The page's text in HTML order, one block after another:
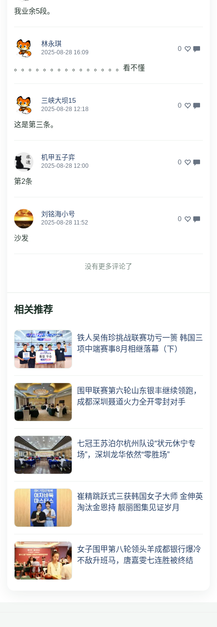
我业余5段。
林永琪
2025-08-28 16:09 0
。。。。。。。。。。。。。。。看不懂
三峡大坝15
2025-08-28 12:18 0
这是第三条。
机甲五子弈
2025-08-28 12:00 0
第2条
刘铭海小号
2025-08-28 11:52 0
沙发
没有更多评论了
相关推荐
铁人吴侑珍挑战联赛功亏一篑 韩国三
项中端赛事8月相继落幕（下）
围甲联赛第六轮山东银丰继续领跑，
成都深圳聂道火力全开零封对手
七冠王苏泊尔杭州队设“状元休宁专
场”，深圳龙华依然“零胜场”
崔精跳跃式三获韩国女子大师 金伸英
淘汰金恩持 靓丽图集见证岁月
女子围甲第八轮领头羊成都银行爆冷
不敌升班马，唐嘉雯七连胜被终结